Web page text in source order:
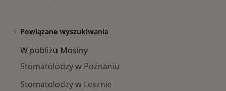
Powiązane wyszukiwania
W pobliżu Mosiny
Stomatolodzy w Poznaniu
Stomatolodzy w Lesznie